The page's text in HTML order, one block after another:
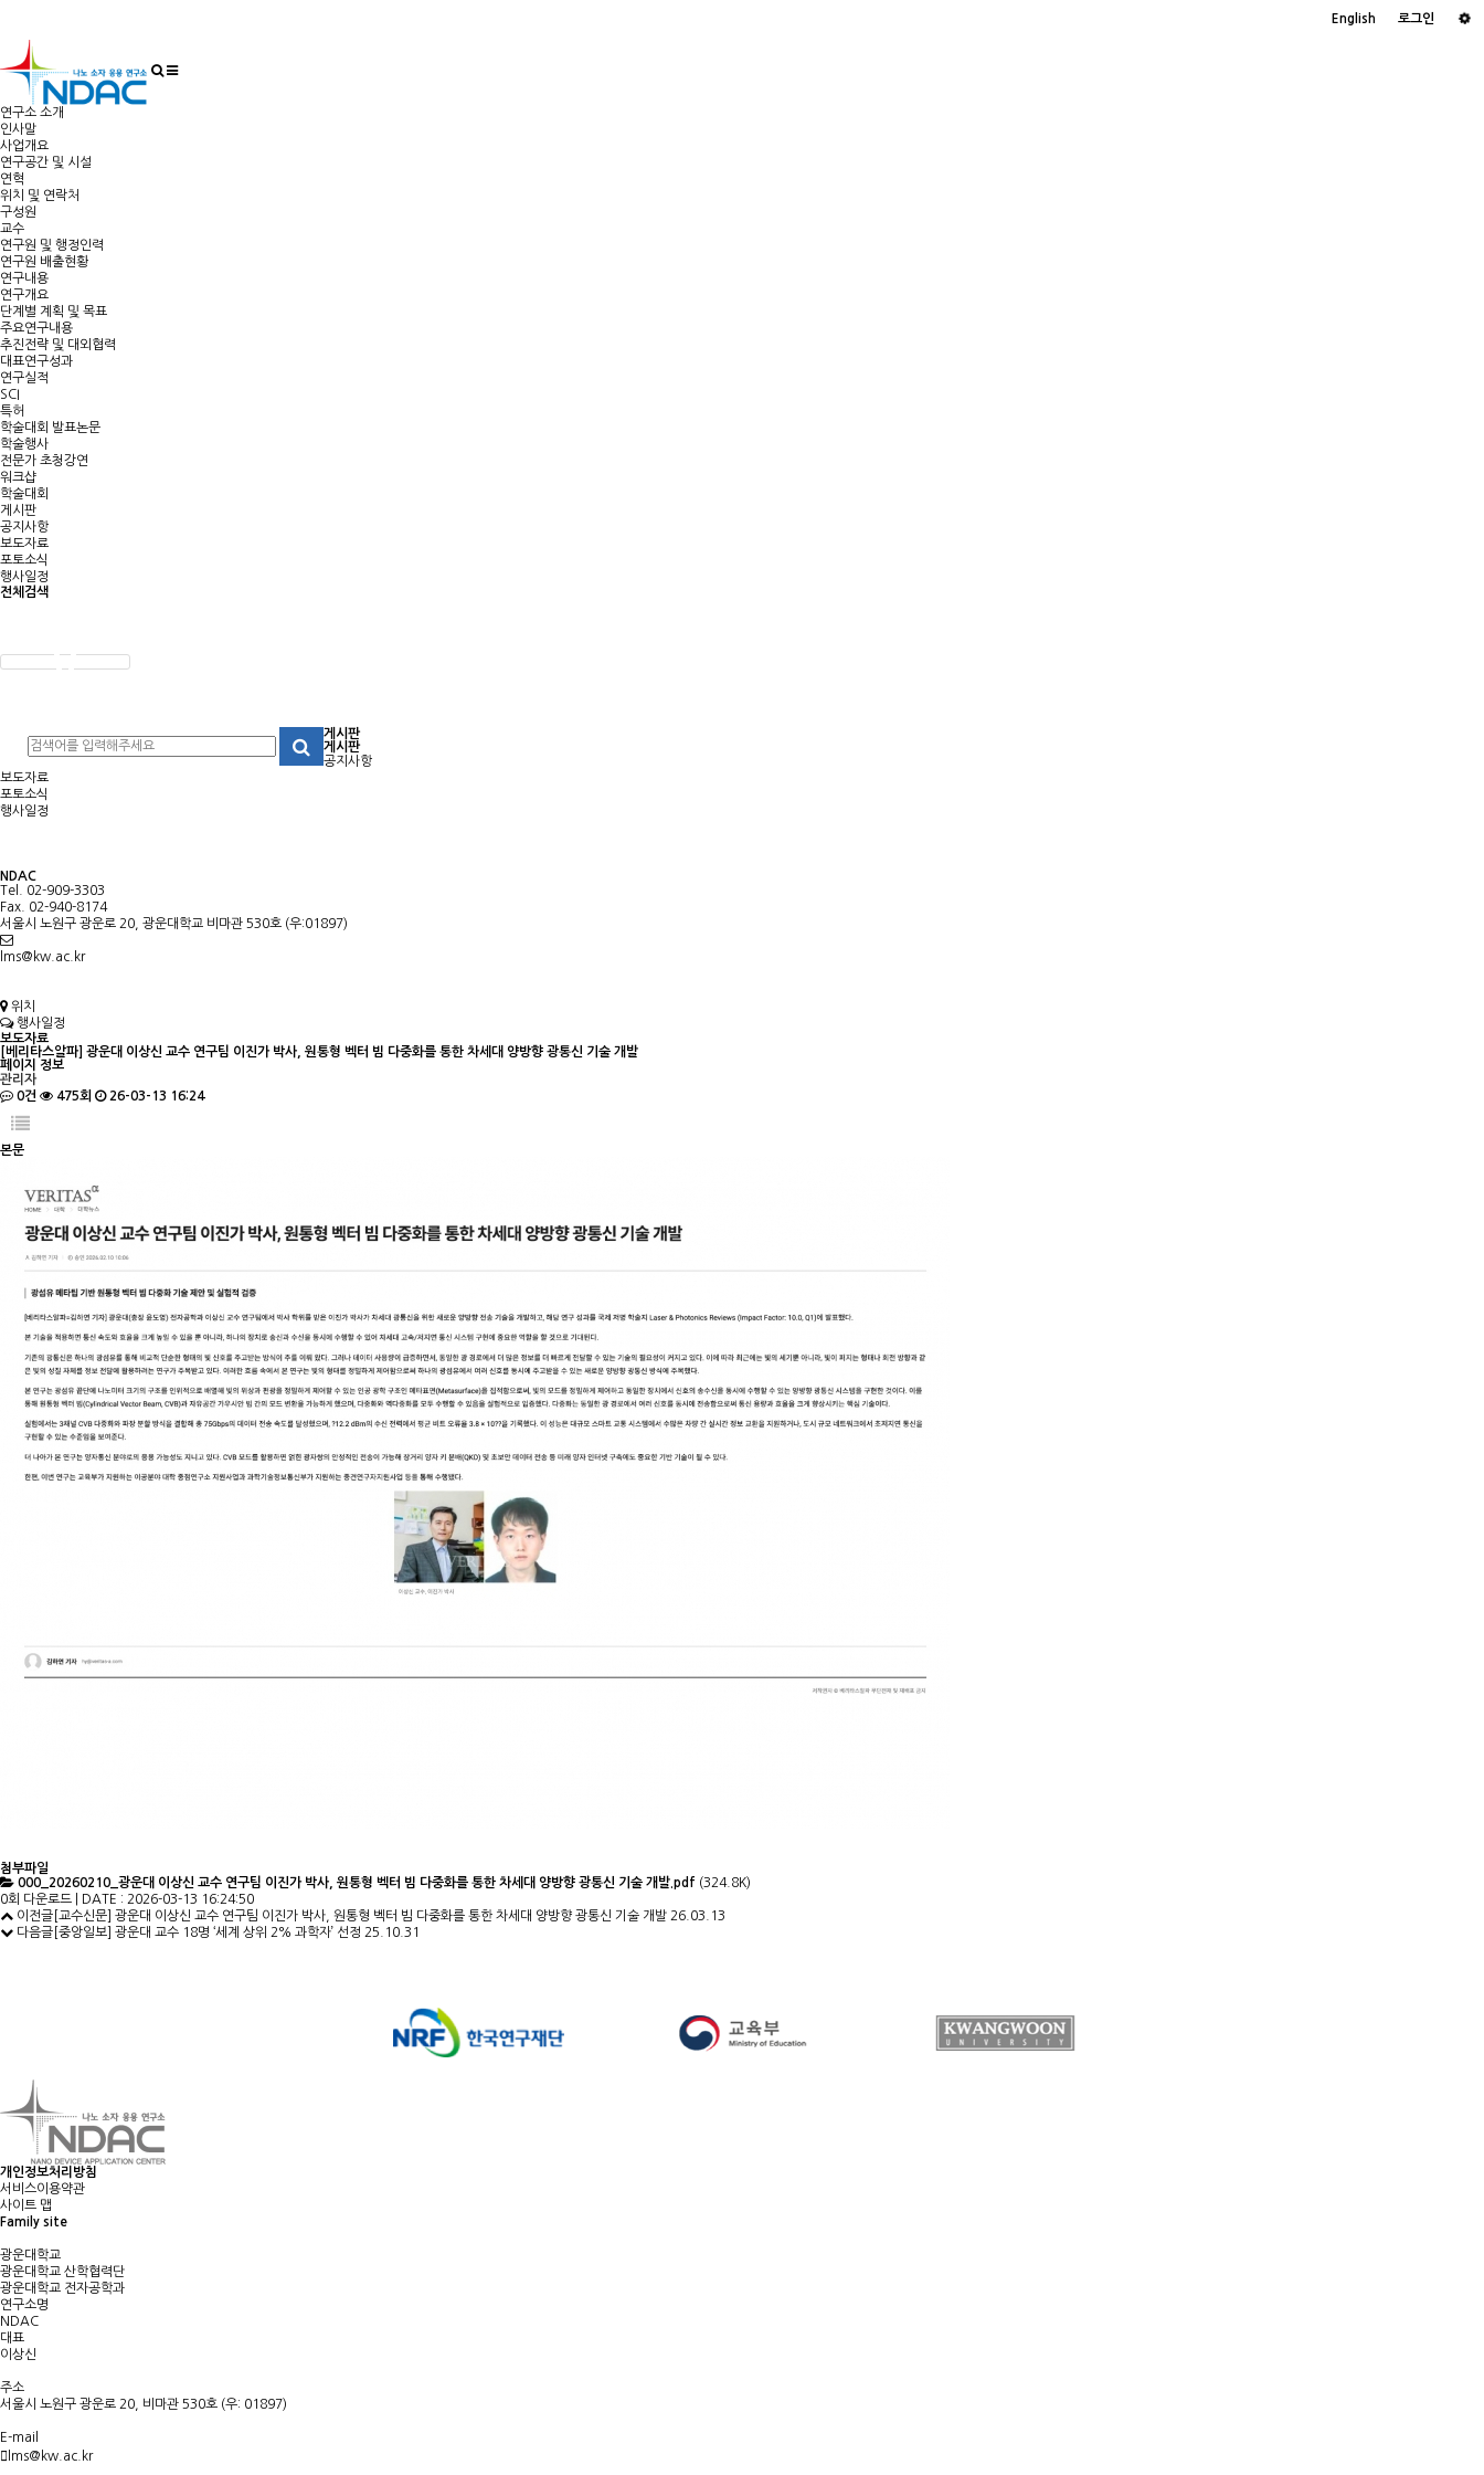
English 로그인
연구소 소개
인사말
사업개요
연구공간 및 시설
연혁
위치 및 연락처
구성원
교수
연구원 및 행정인력
연구원 배출현황
연구내용
연구개요
단계별 계획 및 목표
주요연구내용
추진전략 및 대외협력
대표연구성과
연구실적
SCI
특허
학술대회 발표논문
학술행사
전문가 초청강연
워크샵
학술대회
게시판
공지사항
보도자료
포토소식
행사일정
전체검색
게시판
게시판
공지사항
보도자료
포토소식
행사일정
NDAC
Tel. 02-909-3303
Fax. 02-940-8174
서울시 노원구 광운로 20, 광운대학교 비마관 530호 (우:01897)
lms@kw.ac.kr
위치
행사일정
보도자료
[베리타스알파] 광운대 이상신 교수 연구팀 이진가 박사, 원통형 벡터 빔 다중화를 통한 차세대 양방향 광통신 기술 개발
페이지 정보
관리자
0건
475회 26-03-13 16:24
본문
첨부파일
000_20260210_광운대 이상신 교수 연구팀 이진가 박사, 원통형 벡터 빔 다중화를 통한 차세대 양방향 광통신 기술 개발.pdf (324.8K)
0회 다운로드 | DATE : 2026-03-13 16:24:50
이전글 [교수신문] 광운대 이상신 교수 연구팀 이진가 박사, 원통형 벡터 빔 다중화를 통한 차세대 양방향 광통신 기술 개발 26.03.13
다음글 [중앙일보] 광운대 교수 18명 ‘세계 상위 2% 과학자’ 선정 25.10.31
개인정보처리방침
서비스이용약관
사이트 맵
Family site
광운대학교
광운대학교 산학협력단
광운대학교 전자공학과
연구소명
NDAC
대표
이상신
주소
서울시 노원구 광운로 20, 비마관 530호 (우: 01897)
E-mail
lms@kw.ac.kr